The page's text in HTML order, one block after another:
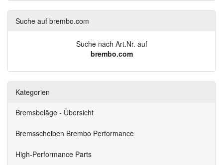
Suche auf brembo.com
Suche nach Art.Nr. auf
brembo.com
Kategorien
Bremsbeläge - Übersicht
Bremsscheiben Brembo Performance
High-Performance Parts